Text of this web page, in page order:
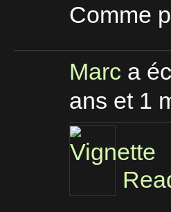
Comme
Marc a
ans et 1